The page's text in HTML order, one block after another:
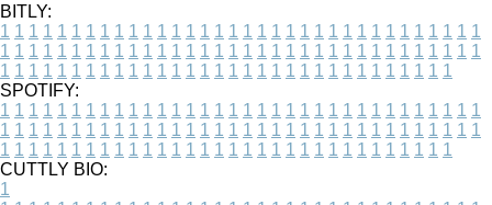
BITLY:
1 1 1 1 1 1 1 1 1 1 1 1 1 1 1 1 1 1 1 1 1 1 1 1 1 1 1 1 1 1 1 1 1 1
1 1 1 1 1 1 1 1 1 1 1 1 1 1 1 1 1 1 1 1 1 1 1 1 1 1 1 1 1 1 1 1 1 1
1 1 1 1 1 1 1 1 1 1 1 1 1 1 1 1 1 1 1 1 1 1 1 1 1 1 1 1 1 1 1 1
SPOTIFY:
1 1 1 1 1 1 1 1 1 1 1 1 1 1 1 1 1 1 1 1 1 1 1 1 1 1 1 1 1 1 1 1 1 1
1 1 1 1 1 1 1 1 1 1 1 1 1 1 1 1 1 1 1 1 1 1 1 1 1 1 1 1 1 1 1 1 1 1
1 1 1 1 1 1 1 1 1 1 1 1 1 1 1 1 1 1 1 1 1 1 1 1 1 1 1 1 1 1 1 1
CUTTLY BIO:
1